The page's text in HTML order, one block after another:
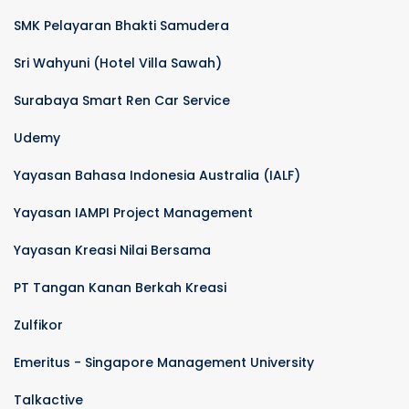
SMK Pelayaran Bhakti Samudera
Sri Wahyuni (Hotel Villa Sawah)
Surabaya Smart Ren Car Service
Udemy
Yayasan Bahasa Indonesia Australia (IALF)
Yayasan IAMPI Project Management
Yayasan Kreasi Nilai Bersama
PT Tangan Kanan Berkah Kreasi
Zulfikor
Emeritus - Singapore Management University
Talkactive